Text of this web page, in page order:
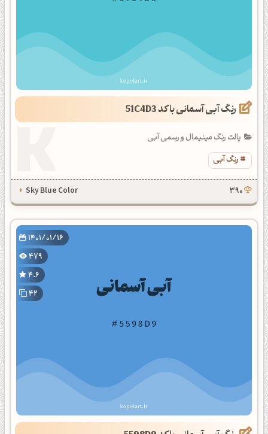
رنگ آبی آسمانی با کد 51C4D3
پالت رنگ مینیمال و رسمی آبی
رنگ آبی
390
Sky Blue Color
1401/01/16
479
4.6
42